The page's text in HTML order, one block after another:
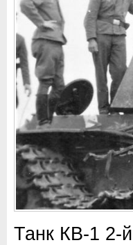
Танк КВ-1 2-